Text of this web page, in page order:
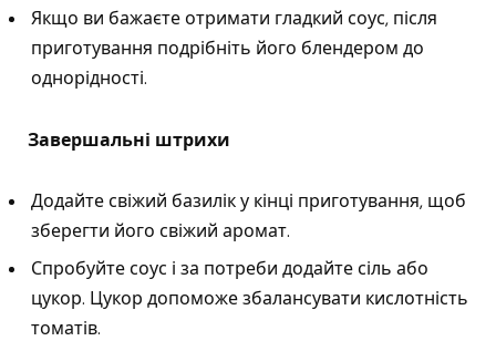
Якщо ви бажаєте отримати гладкий соус, після
приготування подрібніть його блендером до
однорідності.
Завершальні штрихи
Додайте свіжий базилік у кінці приготування, щоб
зберегти його свіжий аромат.
Спробуйте соус і за потреби додайте сіль або
цукор. Цукор допоможе збалансувати кислотність
томатів.